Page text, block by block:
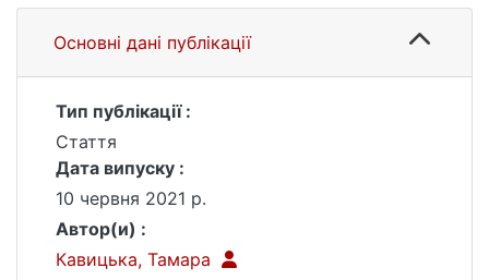
Основні дані публікації
Тип публікації :
Стаття
Дата випуску :
10 червня 2021 р.
Автор(и) :
Кавицька, Тамара